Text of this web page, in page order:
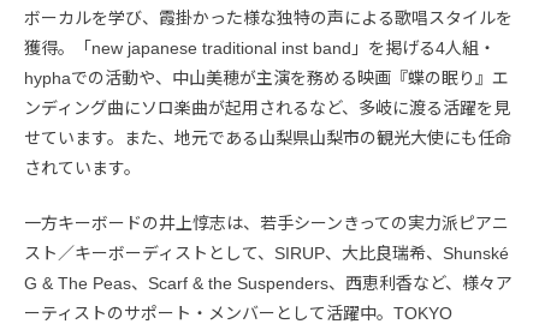
ボーカルを学び、霞掛かった様な独特の声による歌唱スタイルを
獲得。「new japanese traditional inst band」を掲げる4人組・
hyphaでの活動や、中山美穂が主演を務める映画『蝶の眠り』エ
ンディング曲にソロ楽曲が起用されるなど、多岐に渡る活躍を見
せています。また、地元である山梨県山梨市の観光大使にも任命
されています。
一方キーボードの井上惇志は、若手シーンきっての実力派ピアニ
スト／キーボーディストとして、SIRUP、大比良瑞希、Shunské
G & The Peas、Scarf & the Suspenders、西恵利香など、様々ア
ーティストのサポート・メンバーとして活躍中。TOKYO